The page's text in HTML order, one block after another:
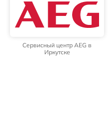
Сервисный центр AEG в
Иркутске